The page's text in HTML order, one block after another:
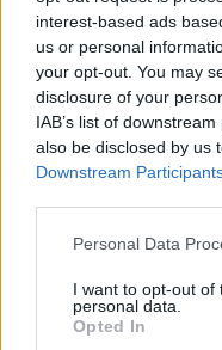
interest-based ads
us or personal
your opt-out. You may
disclosure of your
IAB’s list of
also be disclosed by us
Downstream
Please note that this
not limited to your visit
grant or deny consent
use your data for below
Personal Data
I want to opt-out of
personal data.
Opted In
Helyi